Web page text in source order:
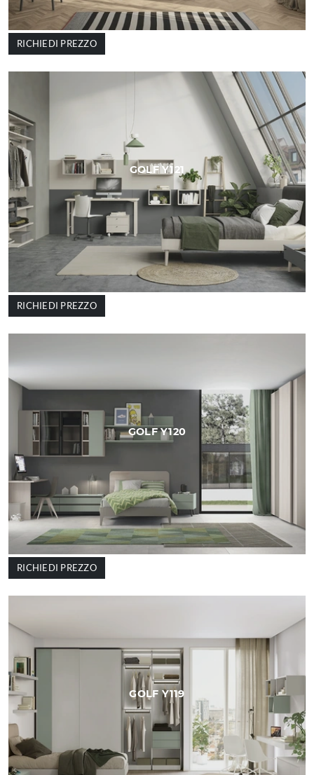
RICHIEDI PREZZO
GOLF Y121
RICHIEDI PREZZO
GOLF Y120
RICHIEDI PREZZO
GOLF Y119